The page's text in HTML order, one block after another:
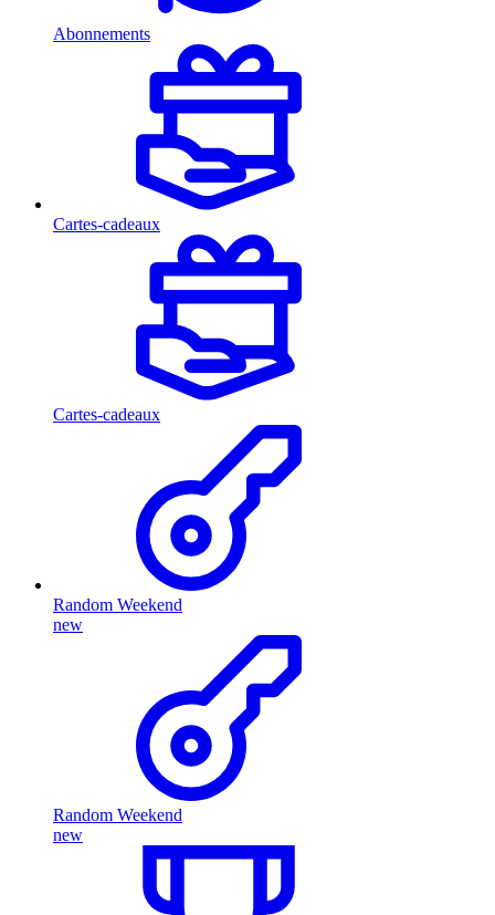
Abonnements
Cartes-cadeaux
Cartes-cadeaux
Random Weekend
new
Random Weekend
new